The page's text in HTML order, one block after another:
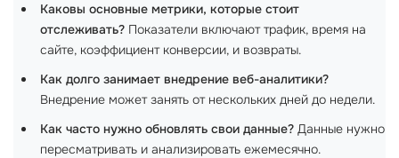
Каковы основные метрики, которые стоит
отслеживать? Показатели включают трафик, время на
сайте, коэффициент конверсии, и возвраты.
Как долго занимает внедрение веб-аналитики?
Внедрение может занять от нескольких дней до недели.
Как часто нужно обновлять свои данные? Данные нужно
пересматривать и анализировать ежемесячно.